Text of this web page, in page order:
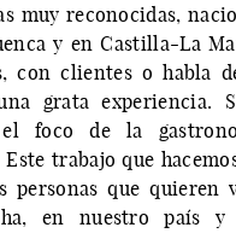
muy reconocidas,
y en Castilla-La
con clientes o habla
grata experiencia.
foco de la
trabajo que
que quieren
en nuestro país